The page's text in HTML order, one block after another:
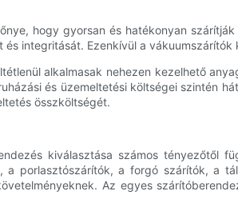
hogy gyorsan és hatékonyan
és integritását. Ezenkívül a
alkalmasak nehezen kezelhető
és üzemeltetési költségei szintén
összköltségét.
kiválasztása számos
a porlasztószárítók, a forgó szárítók, a
Az egyes